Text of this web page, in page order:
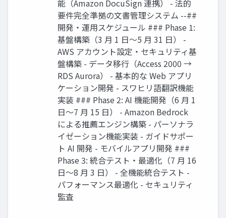
能（Amazon DocuSign 連携） - 法的
要件完全準拠の文書管理システム --##
開発・運用スケジュール ### Phase 1:
基盤構築（3 月 1 日〜5 月 31 日） -
AWS アカウント設定・セキュリティ基
盤構築 - データ移行（Access 2000 →
RDS Aurora） - 基本的な Web アプリ
ケーション開発 - スワヒリ語翻訳機能
実装 ### Phase 2: AI 機能開発（6 月 1
日〜7 月 15 日） - Amazon Bedrock
による推薦エンジン構築 - パーソナラ
イゼーション機能実装 - ガイドサポー
ト AI 開発 - モバイルアプリ開発 ###
Phase 3: 統合テスト・最適化（7 月 16
日〜8 月 3 日） - 全機能統合テスト -
パフォーマンス最適化 - セキュリティ
監査